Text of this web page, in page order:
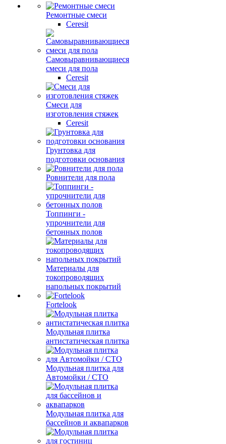
Ремонтные смеси
Ceresit
Самовыравнивающиеся
смеси для пола
Ceresit
Смеси для
изготовления стяжек
Ceresit
Грунтовка для
подготовки основания
Ровнители для пола
Топпинги -
упрочнители для
бетонных полов
Материалы для
токопроводящих
напольных покрытий
Fortelook
Модульная плитка
антистатическая плитка
Модульная плитка для
Автомойки / СТО
Модульная плитка для
бассейнов и аквапарков